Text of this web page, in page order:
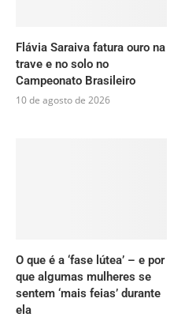
Flávia Saraiva fatura ouro na
trave e no solo no
Campeonato Brasileiro
10 de agosto de 2026
O que é a ‘fase lútea’ – e por
que algumas mulheres se
sentem ‘mais feias’ durante
ela